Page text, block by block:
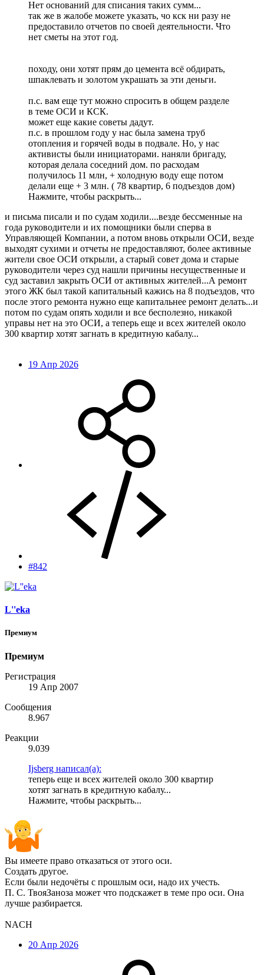
Нет оснований для списания таких сумм...
так же в жалобе можете указать, чо кск ни разу не
предоставило отчетов по своей деятельности. Что
нет сметы на этот год.
походу, они хотят прям до цемента всё обдирать,
шпаклевать и золотом украшать за эти деньги.
п.с. вам еще тут можно спросить в общем разделе
в теме ОСИ и КСК.
может еще какие советы дадут.
п.с. в прошлом году у нас была замена труб
отопления и горячей воды в подвале. Но, у нас
активисты были инициаторами. наняли бригаду,
которая делала соседний дом. по расходам
получилось 11 млн, + холодную воду еще потом
делали еще + 3 млн. ( 78 квартир, 6 подъездов дом)
Нажмите, чтобы раскрыть...
и письма писали и по судам ходили....везде бессменные на
года руководители и их помощники были сперва в
Управляющей Компании, а потом вновь открыли ОСИ, везде
выходят сухими и отчеты не предоставляют, более активные
жители свое ОСИ открыли, а старый совет дома и старые
руководители через суд нашли причины несущественные и
суд заставил закрыть ОСИ от активных жителей...А ремонт
этого ЖК был такой капитальный кажись на 8 подъездов, что
после этого ремонта нужно еще капитальнее ремонт делать...и
потом по судам опять ходили и все бесполезно, никакой
управы нет на это ОСИ, а теперь еще и всех жителей около
300 квартир хотят загнать в кредитную кабалу...
19 Апр 2026
#842
L''eka
Премиум
Премиум
Регистрация
19 Апр 2007
Сообщения
8.967
Реакции
9.039
Ijsberg написал(а):
теперь еще и всех жителей около 300 квартир
хотят загнать в кредитную кабалу...
Нажмите, чтобы раскрыть...
Вы имеете право отказаться от этого оси.
Создать другое.
Если были недочёты с прошлым оси, надо их учесть.
П. С. ТвояЗаноза может что подскажет в теме про оси. Она
лучше разбирается.
NACH
20 Апр 2026